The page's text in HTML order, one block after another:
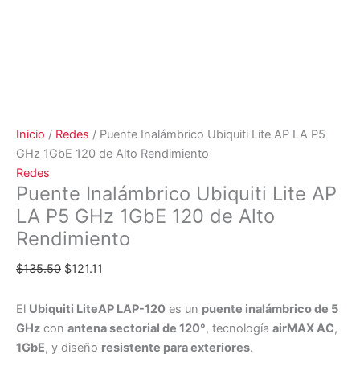
Inicio / Redes / Puente Inalámbrico Ubiquiti Lite AP LA P5
GHz 1GbE 120 de Alto Rendimiento
Redes
Puente Inalámbrico Ubiquiti Lite AP
LA P5 GHz 1GbE 120 de Alto
Rendimiento
$135.50 $121.11
El Ubiquiti LiteAP LAP-120 es un puente inalámbrico de 5
GHz con antena sectorial de 120°, tecnología airMAX AC,
1GbE, y diseño resistente para exteriores.